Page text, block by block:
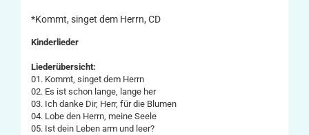
*Kommt, singet dem Herrn, CD
Kinderlieder
Liederübersicht:
01. Kommt, singet dem Herrn
02. Es ist schon lange, lange her
03. Ich danke Dir, Herr, für die Blumen
04. Lobe den Herrn, meine Seele
05. Ist dein Leben arm und leer?